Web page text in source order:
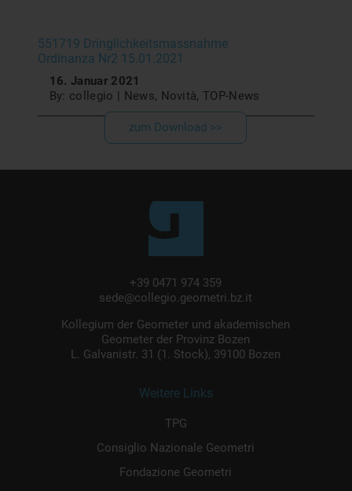
551719 Dringlichkeitsmassnahme
Ordinanza Nr2 15.01.2021
16. Januar 2021
By: collegio | News, Novità, TOP-News
zum Download >>
+39 0471 974 359
sede@collegio.geometri.bz.it
Kollegium der Geometer und akademischen
Geometer der Provinz Bozen
L. Galvanistr. 31 (1. Stock), 39100 Bozen
Weitere Links
TPG
Consiglio Nazionale Geometri
Fondazione Geometri